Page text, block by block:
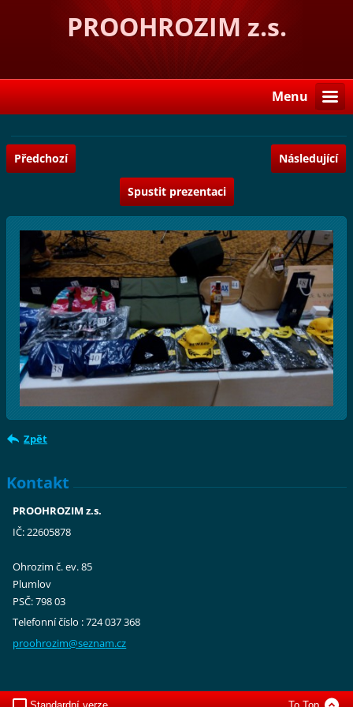
PROOHROZIM z.s.
Menu
Předchozí Následující
Spustit prezentaci
Zpět
Kontakt
PROOHROZIM z.s.
IČ: 22605878
Ohrozim č. ev. 85
Plumlov
PSČ: 798 03
Telefonní číslo : 724 037 368
proohrozim@seznam.cz